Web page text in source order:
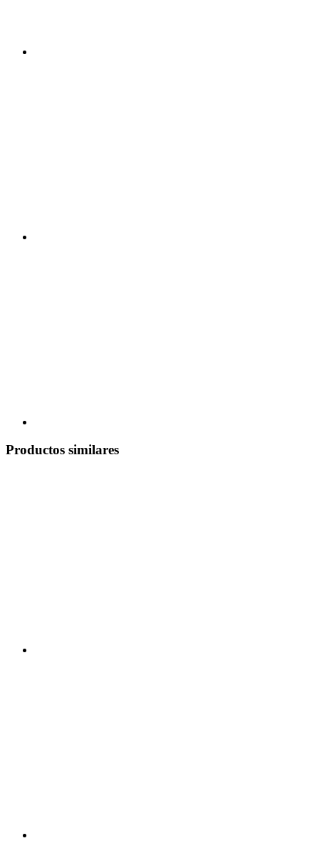
Productos similares